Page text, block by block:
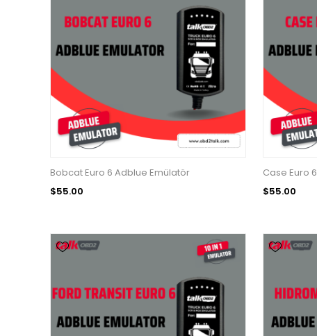
Bobcat Euro 6 Adblue Emülatör
$55.00
Case Euro
$55.00